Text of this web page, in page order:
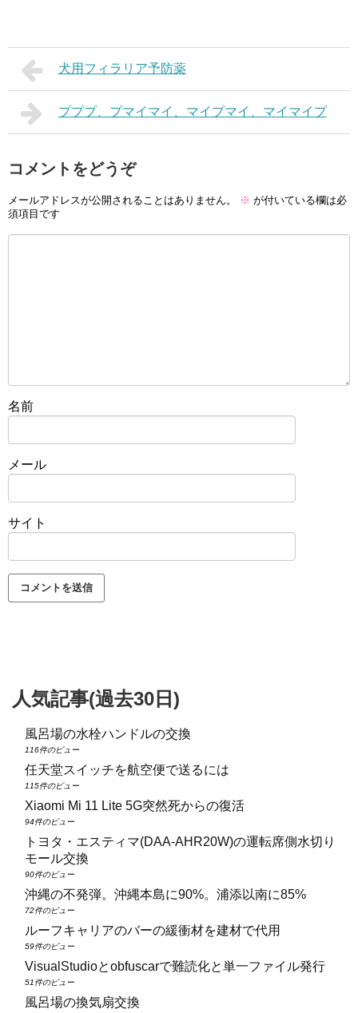
犬用フィラリア予防薬
プププ、プマイマイ、マイプマイ、マイマイプ
コメントをどうぞ
メールアドレスが公開されることはありません。 ※ が付いている欄は必
須項目です
名前
メール
サイト
人気記事(過去30日)
風呂場の水栓ハンドルの交換
116件のビュー
任天堂スイッチを航空便で送るには
115件のビュー
Xiaomi Mi 11 Lite 5G突然死からの復活
94件のビュー
トヨタ・エスティマ(DAA‑AHR20W)の運転席側水切り
モール交換
90件のビュー
沖縄の不発弾。沖縄本島に90%。浦添以南に85%
72件のビュー
ルーフキャリアのバーの緩衝材を建材で代用
59件のビュー
VisualStudioとobfuscarで難読化と単一ファイル発行
51件のビュー
風呂場の換気扇交換